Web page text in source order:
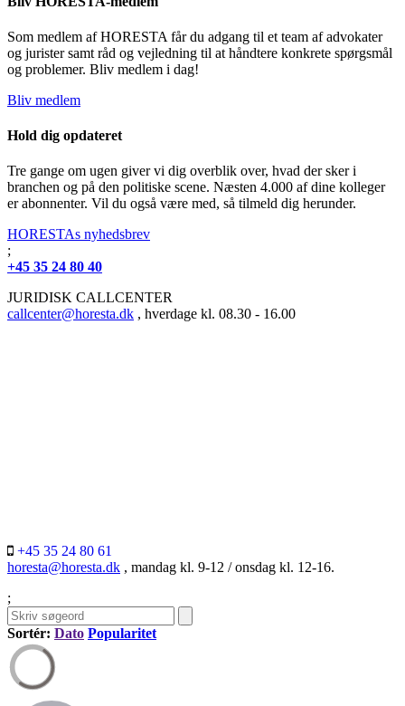
Som medlem af HORESTA får du adgang til et team af advokater
og jurister samt råd og vejledning til at håndtere konkrete spørgsmål
og problemer. Bliv medlem i dag!
Bliv medlem
Hold dig opdateret
Tre gange om ugen giver vi dig overblik over, hvad der sker i
branchen og på den politiske scene. Næsten 4.000 af dine kolleger
er abonnenter. Vil du også være med, så tilmeld dig herunder.
HORESTAs nyhedsbrev
;
+45 35 24 80 40
JURIDISK CALLCENTER
callcenter@horesta.dk , hverdage kl. 08.30 - 16.00
+45 35 24 80 61
horesta@horesta.dk , mandag kl. 9-12 / onsdag kl. 12-16.
;
Sortér: Dato Popularitet